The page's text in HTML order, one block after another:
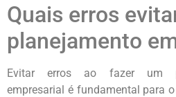
Quais erros
planejamento
Evitar erros ao fazer um
empresarial é fundamental para